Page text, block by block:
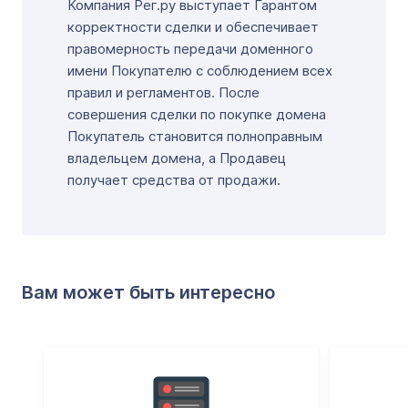
Компания Рег.ру выступает Гарантом
корректности сделки и обеспечивает
правомерность передачи доменного
имени Покупателю с соблюдением всех
правил и регламентов. После
совершения сделки по покупке домена
Покупатель становится полноправным
владельцем домена, а Продавец
получает средства от продажи.
Вам может быть интересно